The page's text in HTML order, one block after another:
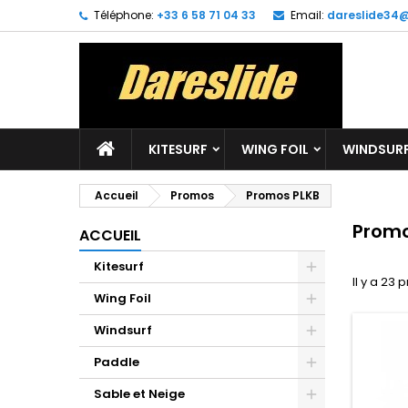
Téléphone: +33 6 58 71 04 33 Email:
KITESURF WING FOIL
Accueil Promos Promos PLKB
ACCUEIL
Kitesurf
Wing Foil
Windsurf
Paddle
Sable et Neige
Il y a 23